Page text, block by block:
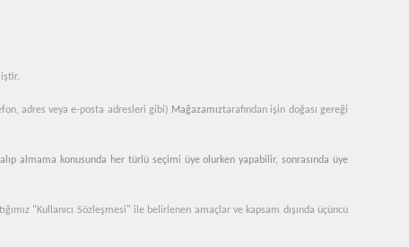
adres veya e-posta adresleri gibi) Mağazamıztarafından işin doğası gereği
almama konusunda her türlü seçimi üye olurken yapabilir, sonrasında üye
"Kullanıcı Sözleşmesi" ile belirlenen amaçlar ve kapsam dışında üçüncü